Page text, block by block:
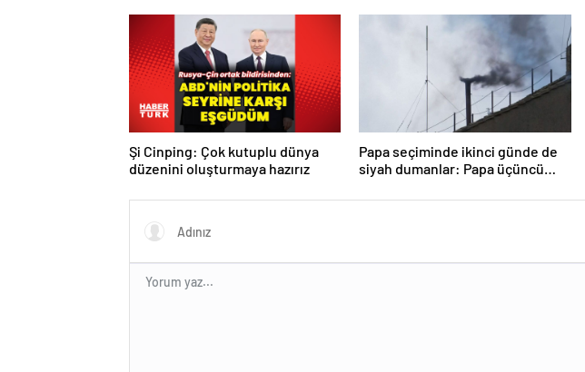
Şi Cinping: Çok kutuplu dünya
düzenini oluşturmaya hazırız
Papa seçiminde ikinci günde de
siyah dumanlar: Papa üçüncü